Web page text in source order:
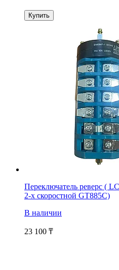
Купить
Переключатель реверс (
2-х скоростной GT885C)
В наличии
23 100 ₸